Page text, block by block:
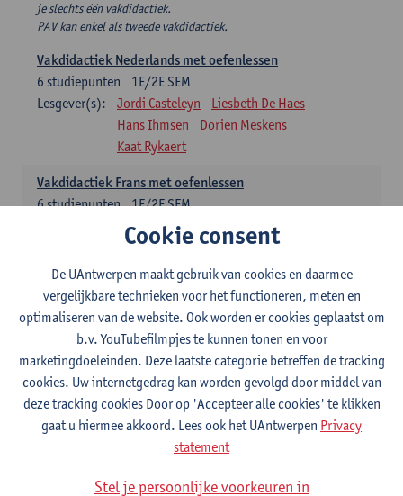
je slechts één vakdidactiek.
PAV kan enkel als tweede vakdidactiek.
Vakdidactiek Nederlands met oefenlessen
1E/2E SEM
6 studiepunten
Lesgever(s):
Jordi Casteleyn
Liesbeth De Haes
Hans Ihmsen
Dorien Meskens
Kaat Rykaert
Vakdidactiek Frans met oefenlessen
1E/2E SEM
6studiepunten
Mathea Simons
Veronik Bogaert
Mark Demyttenaere
Yann Morard
Karen Van De Putte
Vakdidactiek Engels met oefenlessen
1E/2E SEM
6studiepunten
Lesgever(s):
Tom Smits
Ellen De Breuker
Nele Kempenaers
Joke Prinsen
Vakdidactiek Duits met oefenlessen
1E/2E SEM
6studiepunten
Tom Smits Marise Van Tendeloo
Vakdidactiek Nederlands niet-thuistaal met oefenlessen
Cookie consent
De UAntwerpen maakt gebruik van cookies en daarmee
vergelijkbare technieken voor het functioneren, meten en
optimaliseren van de website. Ook worden er cookies geplaatst om
b.v. YouTubefilmpjes te kunnen tonen en voor
marketingdoeleinden. Deze laatste categorie betreffen de tracking
cookies. Uw internetgedrag kan worden gevolgd door middel van
deze tracking cookies Door op 'Accepteer alle cookies' te klikken
gaat u hiermee akkoord. Lees ook het UAntwerpen Privacy
statement
Stel je persoonlijke voorkeuren in